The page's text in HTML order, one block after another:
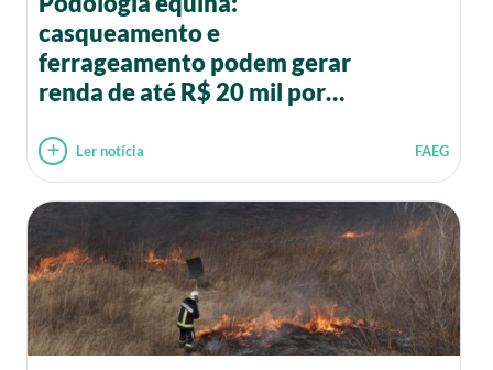
casqueamento e
ferrageamento podem gerar
renda de até R$ 20 mil por
Ler notícia FAEG